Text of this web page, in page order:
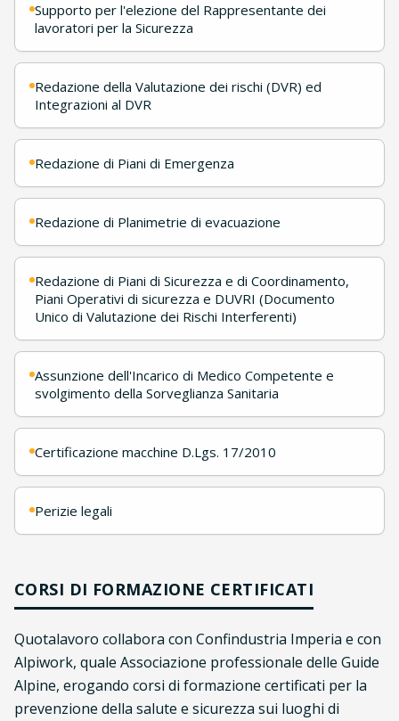
Supporto per l'elezione del Rappresentante dei
lavoratori per la Sicurezza
Redazione della Valutazione dei rischi (DVR) ed
Integrazioni al DVR
Redazione di Piani di Emergenza
Redazione di Planimetrie di evacuazione
Redazione di Piani di Sicurezza e di Coordinamento,
Piani Operativi di sicurezza e DUVRI (Documento
Unico di Valutazione dei Rischi Interferenti)
Assunzione dell'Incarico di Medico Competente e
svolgimento della Sorveglianza Sanitaria
Certificazione macchine D.Lgs. 17/2010
Perizie legali
CORSI DI FORMAZIONE CERTIFICATI
Quotalavoro collabora con Confindustria Imperia e con
Alpiwork, quale Associazione professionale delle Guide
Alpine, erogando corsi di formazione certificati per la
prevenzione della salute e sicurezza sui luoghi di